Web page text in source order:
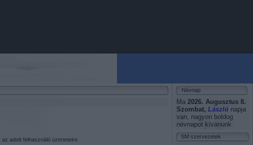
adott felhasználó üzeneteire.
Névnap
Ma 2026. Augusztus 8.
Szombat, László napja
van, nagyon boldog
névnapot kívánunk.
SM szervezetek